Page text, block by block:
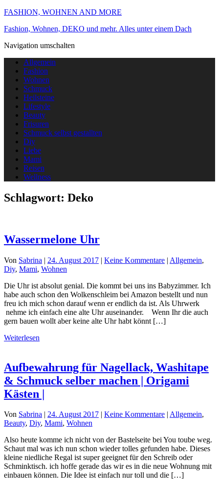
FASHION, WOHNEN AND MORE
Fashion, Wohnen, DEKO und mehr. Alles unter einem Dach
Navigation umschalten
Allgemein
Fashion
Wohnen
Schmuck
Heilsteine
Lifestyle
Beauty
Frisuren
Schmuck selbst gestallten
Diy
Liebe
Mami
Reisen
Wellness
Schlagwort: Deko
Wassermelone Uhr
Von Sabrina | 24. August 2017 | Keine Kommentare | Allgemein,
Diy, Mami, Wohnen
Die Uhr ist absolut genial. Die kommt bei uns ins Babyzimmer. Ich
habe auch schon den Wolkenschleim bei Amazon bestellt und nun
freu ich mich schon darauf wenn er endlich da ist. Als Uhrwerk
nehme ich einfach eine alte Uhr auseinander. Wenn Ihr die auch
gern bauen wollt aber keine alte Uhr habt könnt […]
Weiterlesen
Aufbewahrung für Nagellack, Washitape
& Schmuck selber machen | Origami
Kästen |
Von Sabrina | 24. August 2017 | Keine Kommentare | Allgemein,
Beauty, Diy, Mami, Wohnen
Also heute komme ich nicht von der Bastelseite bei You toube weg.
Schaut mal was ich nun schon wieder tolles gefunden habe. Dieses
kleine niedliche Regal ist super geeignet für den Schreib oder
Schminktisch. ich hoffe gerade das wir es in die neue Wohnung mit
einbauen können. Die Idee ist einfach nur toll und die […]